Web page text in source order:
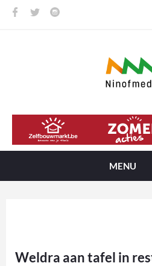
MENU
Weldra aan tafel in